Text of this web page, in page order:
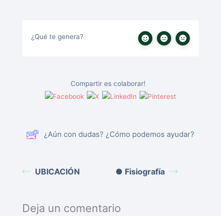
¿Qué te genera?
Compartir es colaborar!
¿Aún con dudas? ¿Cómo podemos ayudar?
UBICACIÓN ● Fisiografía
Deja un comentario